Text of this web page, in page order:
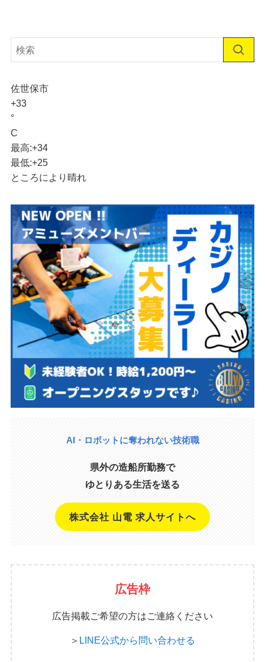
佐世保市
+33
°
C
最高:+34
最低:+25
ところにより晴れ
AI・ロボットに奪われない技術職
県外の造船所勤務で
ゆとりある生活を送る
株式会社 山電 求人サイトへ
広告枠
広告掲載ご希望の方はご連絡ください
＞ LINE公式から問い合わせる